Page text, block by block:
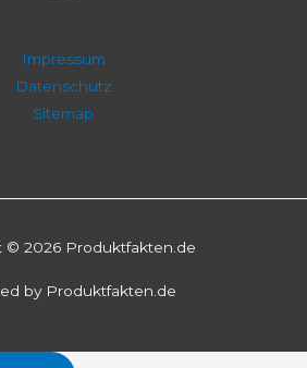
Impressum
Datenschutz
Sitemap
© 2026 Produktfakten.de
by Produktfakten.de